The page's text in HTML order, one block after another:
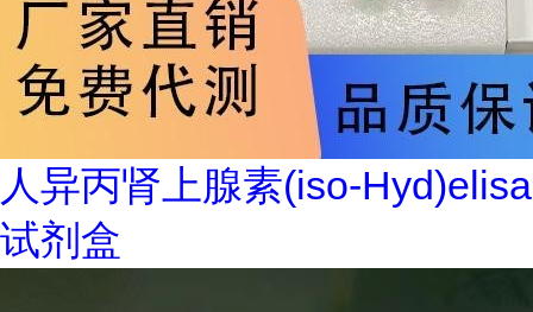
人异丙肾上腺素(iso-Hyd)elisa
试剂盒